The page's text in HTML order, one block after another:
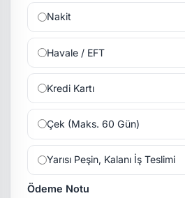
Nakit
Havale / EFT
Kredi Kartı
Çek (Maks. 60 Gün)
Yarısı Peşin, Kalanı İş Teslimi
Ödeme Notu